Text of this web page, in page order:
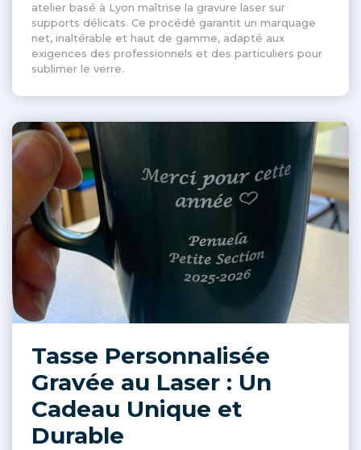
atelier basé à Lyon maîtrise la gravure laser sur
supports délicats. Ce procédé garantit un marquage
net, inaltérable et haut de gamme, adapté aux
exigences des professionnels et des particuliers pour
sublimer le verre.
Tasse Personnalisée
Gravée au Laser : Un
Cadeau Unique et
Durable